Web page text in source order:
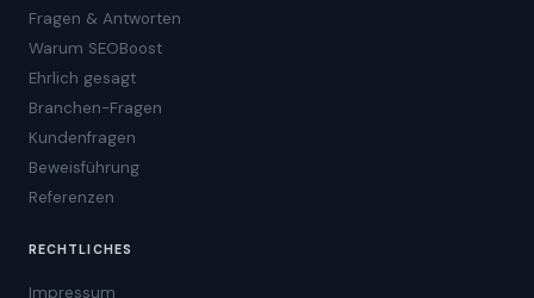
Fragen & Antworten
Warum SEOBoost
Ehrlich gesagt
Branchen-Fragen
Kundenfragen
Beweisführung
Referenzen
RECHTLICHES
Impressum